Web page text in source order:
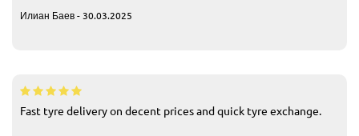
Илиан Баев - 30.03.2025
Fast tyre delivery on decent prices and quick tyre exchange.